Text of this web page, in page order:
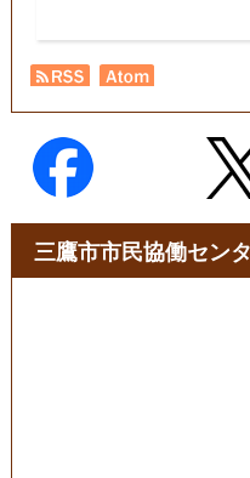
三鷹市市民協働セン